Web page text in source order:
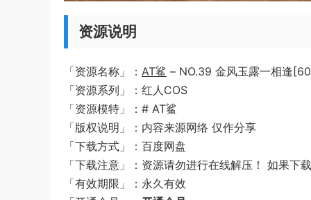
资源说明
「资源名称」： AT鲨 – NO.39 金风玉露一相逢
「资源系列」：红人COS
「资源模特」：# AT鲨
「版权说明」：内容来源网络 仅作分享
「下载方式」：百度网盘
「下载注意」：资源请勿进行在线解压！ 如果下
「有效期限」：永久有效